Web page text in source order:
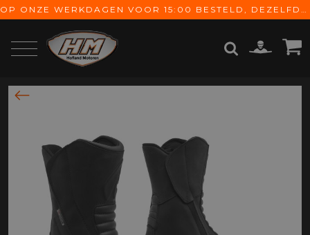
OP ONZE WERKDAGEN VOOR 15:00 BESTELD, DEZELFDE DAG VERZONDEN! GRATIS VERZENDING VANAF € 65,-